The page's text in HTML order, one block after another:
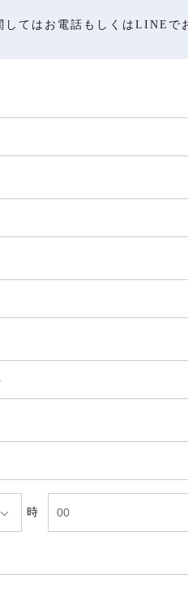
してはお電話もしくはLINEで
時